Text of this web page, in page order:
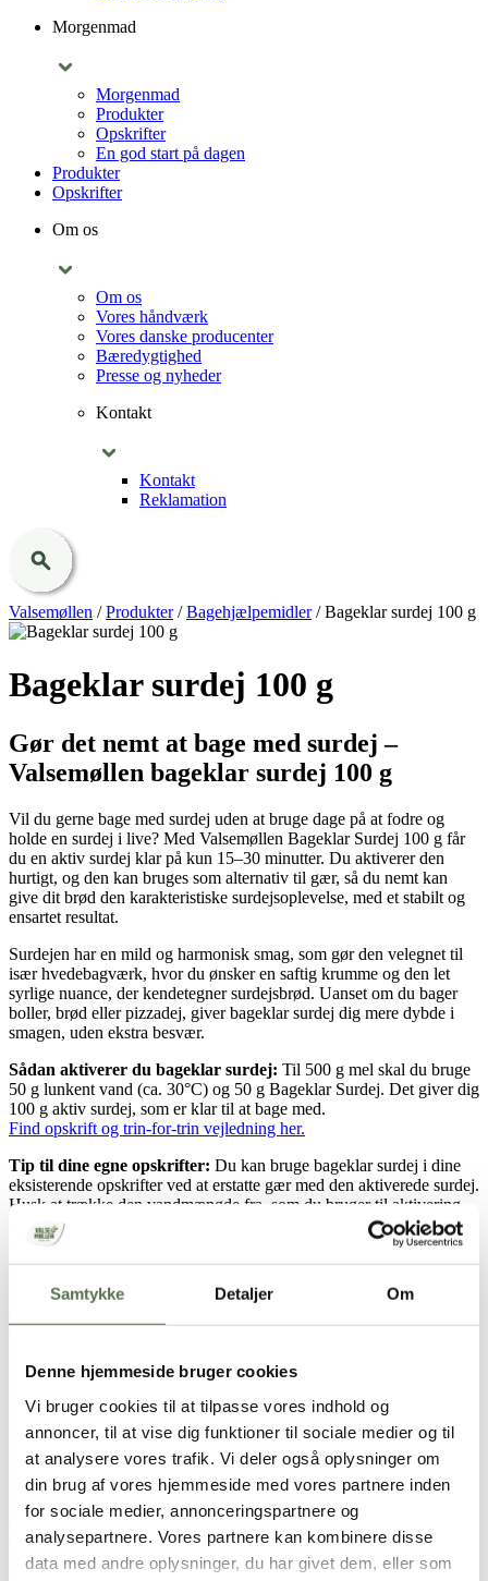
Samtykke Detaljer Om
Denne hjemmeside bruger cookies
Vi bruger cookies til at tilpasse vores indhold og
annoncer, til at vise dig funktioner til sociale medier og til
at analysere vores trafik. Vi deler også oplysninger om
din brug af vores hjemmeside med vores partnere inden
for sociale medier, annonceringspartnere og
analysepartnere. Vores partnere kan kombinere disse
data med andre oplysninger, du har givet dem, eller som
Morgenmad
Morgenmad
Produkter
Opskrifter
En god start på dagen
Produkter
Opskrifter
Om os
Om os
Vores håndværk
Vores danske producenter
Bæredygtighed
Presse og nyheder
Kontakt
Kontakt
Reklamation
Valsemøllen /Produkter/Bagehjælpemidler/Bageklar surdej 100 g
Bageklar surdej 100 g
Gør det nemt at bage med surdej –
Valsemøllen bageklar surdej 100 g
Vil du gerne bage med surdej uden at bruge dage på at fodre og
holde en surdej i live? Med Valsemøllen Bageklar Surdej 100 g får
du en aktiv surdej klar på kun 15–30 minutter. Du aktiverer den
hurtigt, og den kan bruges som alternativ til gær, så du nemt kan
give dit brød den karakteristiske surdejsoplevelse, med et stabilt og
ensartet resultat.
Surdejen har en mild og harmonisk smag, som gør den velegnet til
især hvedebagværk, hvor du ønsker en saftig krumme og den let
syrlige nuance, der kendetegner surdejsbrød. Uanset om du bager
boller, brød eller pizzadej, giver bageklar surdej dig mere dybde i
smagen, uden ekstra besvær.
Sådan aktiverer du bageklar surdej: Til 500 g mel skal du bruge
50 g lunkent vand (ca. 30°C) og 50 g Bageklar Surdej. Det giver dig
100 g aktiv surdej, som er klar til at bage med.
Find opskrift og trin-for-trin vejledning her.
Tip til dine egne opskrifter: Du kan bruge bageklar surdej i dine
eksisterende opskrifter ved at erstatte gær med den aktiverede surdej.
Husk at trække den vandmængde fra, som du bruger til aktivering,
så dejen får den rette konsistens. Bag derefter som du plejer, bare
med surdejssmag.
Køb det her
Produktet forhandles i kæden. Sortimentet kan variere lokalt.
Ingredienser
HVEDEMEL, DURUMHVEDEMEL, tørret HVEDESURDEJ
(HVEDEMEL, starterkultur), tørgær, melbehandlingsmiddel
(enzymer (oxidase, amylase, xylanase, E300)), HVEDEGLUTEN.